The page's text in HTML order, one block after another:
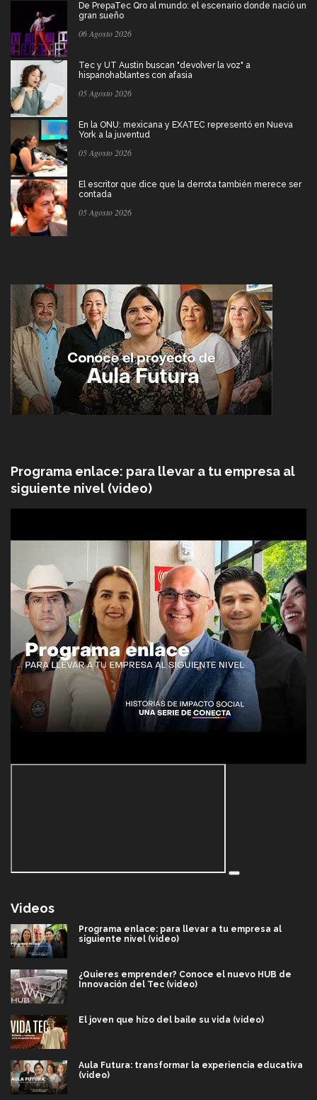
De PrepaTec Qro al mundo: el escenario donde nació un
gran sueño
06 Agosto 2026
Tec y UT Austin buscan "devolver la voz" a
hispanohablantes con afasia
05 Agosto 2026
En la ONU: mexicana y EXATEC representó en Nueva
York a la juventud
05 Agosto 2026
El escritor que dice que la derrota también merece ser
contada
05 Agosto 2026
Programa enlace: para llevar a tu empresa al
siguiente nivel (video)
Videos
Programa enlace: para llevar a tu empresa al
siguiente nivel (video)
¿Quieres emprender? Conoce el nuevo HUB de
Innovación del Tec (video)
El joven que hizo del baile su vida (video)
Aula Futura: transformar la experiencia educativa
(video)